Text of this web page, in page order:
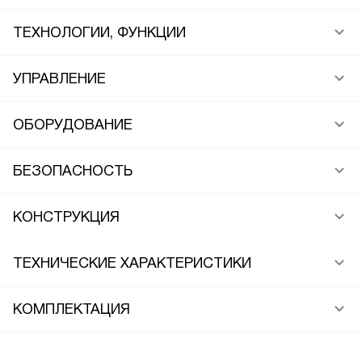
ТЕХНОЛОГИИ, ФУНКЦИИ
УПРАВЛЕНИЕ
ОБОРУДОВАНИЕ
БЕЗОПАСНОСТЬ
КОНСТРУКЦИЯ
ТЕХНИЧЕСКИЕ ХАРАКТЕРИСТИКИ
КОМПЛЕКТАЦИЯ